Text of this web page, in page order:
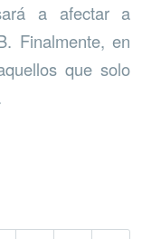
a afectar a
Finalmente, en
que solo